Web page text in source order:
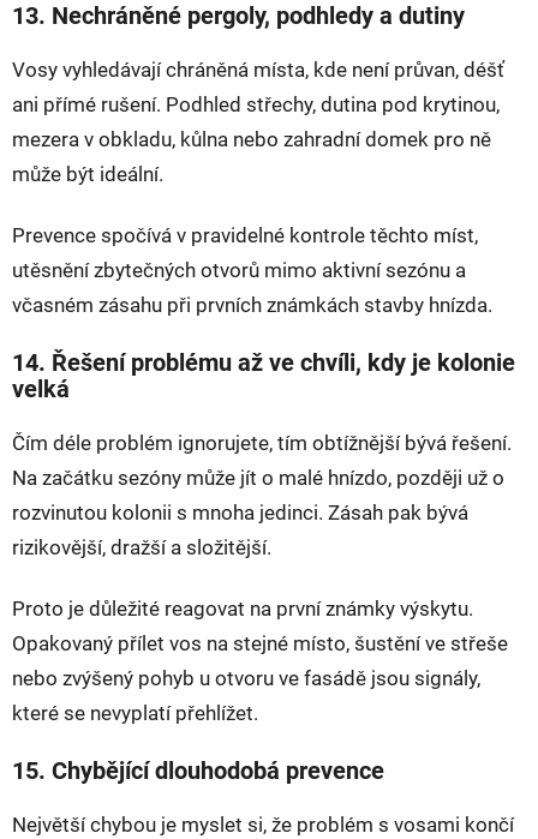
13. Nechráněné pergoly, podhledy a dutiny
Vosy vyhledávají chráněná místa, kde není průvan, déšť
ani přímé rušení. Podhled střechy, dutina pod krytinou,
mezera v obkladu, kůlna nebo zahradní domek pro ně
může být ideální.
Prevence spočívá v pravidelné kontrole těchto míst,
utěsnění zbytečných otvorů mimo aktivní sezónu a
včasném zásahu při prvních známkách stavby hnízda.
14. Řešení problému až ve chvíli, kdy je kolonie
velká
Čím déle problém ignorujete, tím obtížnější bývá řešení.
Na začátku sezóny může jít o malé hnízdo, později už o
rozvinutou kolonii s mnoha jedinci. Zásah pak bývá
rizikovější, dražší a složitější.
Proto je důležité reagovat na první známky výskytu.
Opakovaný přílet vos na stejné místo, šustění ve střeše
nebo zvýšený pohyb u otvoru ve fasádě jsou signály,
které se nevyplatí přehlížet.
15. Chybějící dlouhodobá prevence
Největší chybou je myslet si, že problém s vosami končí